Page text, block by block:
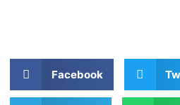
Facebook